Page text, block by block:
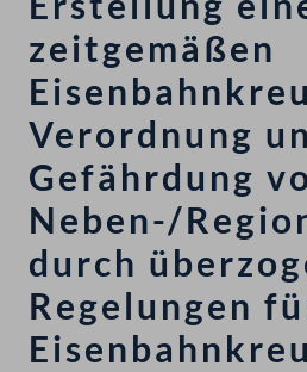
zeitgemäßen
Verordnung
Gefährdung
Neben-/
durch
Regelungen